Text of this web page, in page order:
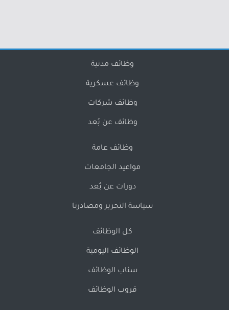
وظائف مدنية
وظائف عسكرية
وظائف شركات
وظائف عن بُعد
وظائف عامة
مواعيد الجامعات
دورات عن بُعد
سياسة التحرير ومصادرنا
كل الوظائف
الوظائف اليومية
سناب الوظائف
قروب الوظائف